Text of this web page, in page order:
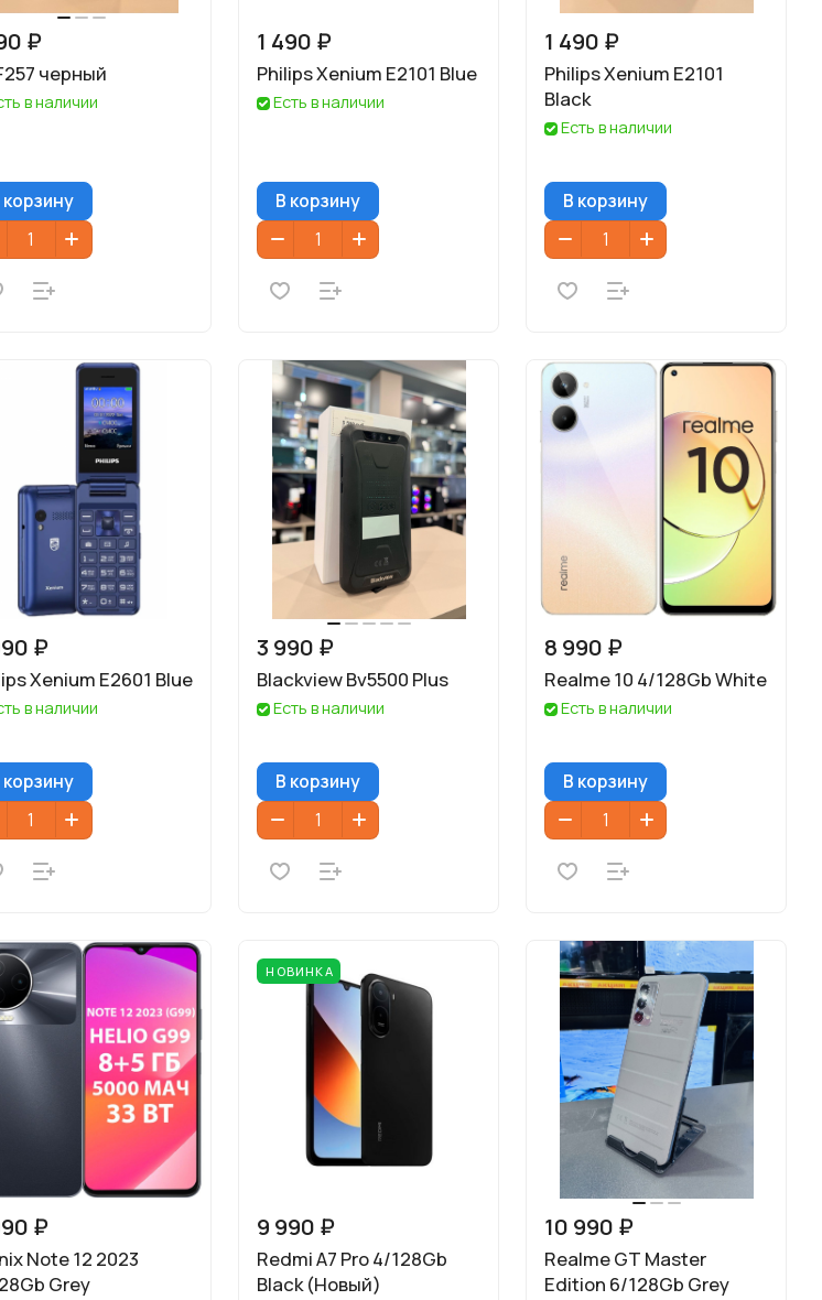
₽
черный
в наличии
корзину
1 490 ₽
Philips Xenium E2101 Blue
Есть в наличии
В корзину
1 490 ₽
Philips Xenium E2101
Black
Есть в наличии
В корзину
₽
Xenium E2601 Blue
в наличии
корзину
3 990 ₽
Blackview Bv5500 Plus
Есть в наличии
В корзину
8 990 ₽
Realme 10 4/128Gb White
Есть в наличии
В корзину
₽
Note 12 2023
Grey
НОВИНКА
9 990 ₽
Redmi A7 Pro 4/128Gb
Black (Новый)
10 990 ₽
Realme GT Master
Edition 6/128Gb Grey